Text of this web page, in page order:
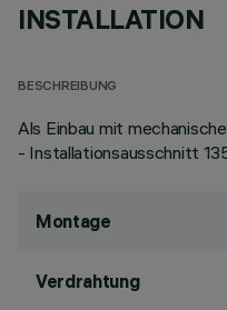
INSTALLATION
BESCHREIBUNG
Als Einbau mit
- Installationsausschnitt
Montage
Verdrahtung